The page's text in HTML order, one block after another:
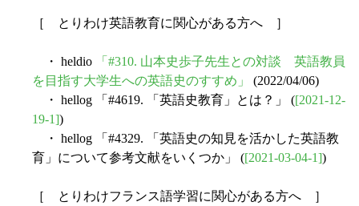
［ とりわけ英語教育に関心がある方へ ］
・ heldio
「#310. 山本史歩子先生との対談 英語教員
を目指す大学生への英語史のすすめ」
(2022/04/06)
・ hellog 「#4619. 「英語史教育」とは？」 ([2021-12-
19-1])
・ hellog 「#4329. 「英語史の知見を活かした英語教
育」について参考文献をいくつか」 ([2021-03-04-1])
［ とりわけフランス語学習に関心がある方へ ］